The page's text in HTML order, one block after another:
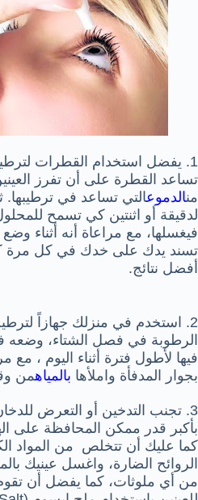
1. يفضل استخدام القطرات
تساعد القطرة على أن تفرز
منالدموعالتي تساعد في ترطيبها.
لدقيقة أو اثنتين كي تسمح
فيغسلها، مع مراعاة أنه أثناء
تسند يدك على خدك في كل
أفضل نتائج.
2. استخدم في منزلك جهازاً
الرطوبة في فصل الشتاء، وضعه
فيها لأطول فترة أثناء اليوم ، مع
بجوار المدفأة واملأها بالمياهمن
3. تجنب التدخين أو التعرض
بأكبر قدر ممكن المحافظة على
كما عليك أن تتخلص من المواد
الروائح الضارة، واغسل عينيك
من أي ملوثات، كما يفضل أن